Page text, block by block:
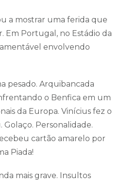
a mostrar uma ferida que
Em Portugal, no Estádio da
envolvendo
pesado. Arquibancada
o Benfica em um
da Europa. Vinícius fez o
Golaço. Personalidade.
cartão amarelo por
Piada!
mais grave. Insultos